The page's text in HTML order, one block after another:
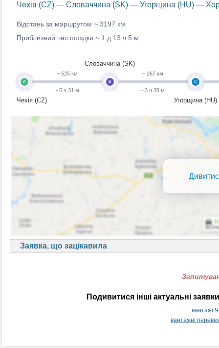
Чехія (CZ) — Словаччина (SK) — Угорщина (HU) —
Відстань за маршрутом ~ 3197 км
Приблизний час поїздки ~ 1 д 13 ч 5 м
A
Чехія (CZ)
~ 525 км
~ 5 ч 31 м
B
Словаччина (SK)
~ 267 км
~ 3 ч 38 м
C
Угорщина (HU)
Заявка, що зацікавила
Подивитися інші актуальні
вантажі
вантажні